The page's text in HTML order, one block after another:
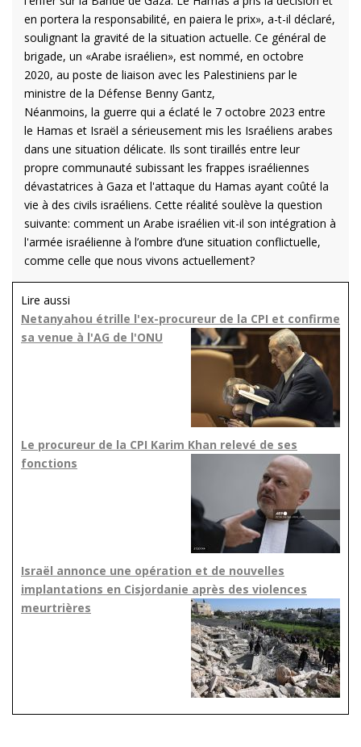
en portera la responsabilité, en paiera le prix», a-t-il déclaré,
soulignant la gravité de la situation actuelle. Ce général de
brigade, un «Arabe israélien», est nommé, en octobre
2020, au poste de liaison avec les Palestiniens par le
ministre de la Défense Benny Gantz,
Néanmoins, la guerre qui a éclaté le 7 octobre 2023 entre
le Hamas et Israël a sérieusement mis les Israéliens arabes
dans une situation délicate. Ils sont tiraillés entre leur
propre communauté subissant les frappes israéliennes
dévastatrices à Gaza et l'attaque du Hamas ayant coûté la
vie à des civils israéliens. Cette réalité soulève la question
suivante: comment un Arabe israélien vit-il son intégration à
l'armée israélienne à l’ombre d’une situation conflictuelle,
comme celle que nous vivons actuellement?
Lire aussi
Netanyahou étrille l'ex-procureur de la CPI et confirme
sa venue à l'AG de l'ONU
Le procureur de la CPI Karim Khan relevé de ses
fonctions
Israël annonce une opération et de nouvelles
implantations en Cisjordanie après des violences
meurtrières